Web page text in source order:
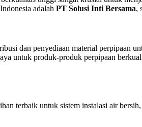
adalah PT Solusi Inti Bersama,
dan penyediaan material perpipaan
untuk produk-produk perpipaan
terbaik untuk sistem instalasi air